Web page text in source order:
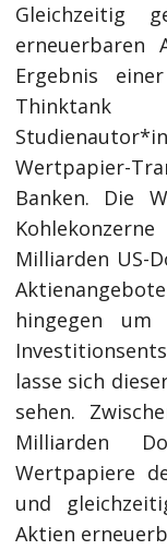
Gleichzeitig
erneuerbaren
Ergebnis
Wertpapier-
Banken. Die
Milliarden US-
hingegen
lasse sich
sehen.
Milliarden
Wertpapiere
und
Aktien